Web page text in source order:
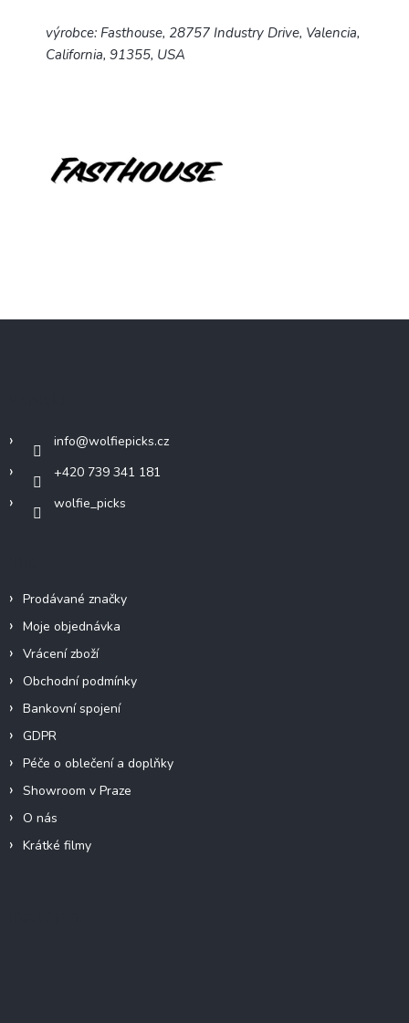
výrobce: Fasthouse, 28757 Industry Drive, Valencia,
California, 91355, USA
info@wolfiepicks.cz
+420 739 341 181
wolfie_picks
Prodávané značky
Moje objednávka
Vrácení zboží
Obchodní podmínky
Bankovní spojení
GDPR
Péče o oblečení a doplňky
Showroom v Praze
O nás
Krátké filmy